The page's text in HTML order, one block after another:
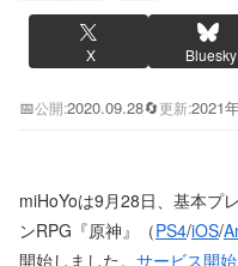
X Bluesky
📅公開:2020.09.28🔄更新:2021
miHoYoは9月28日、基本プ
ンRPG『原神』（PS4/iOS/
開始しました。 サービス開